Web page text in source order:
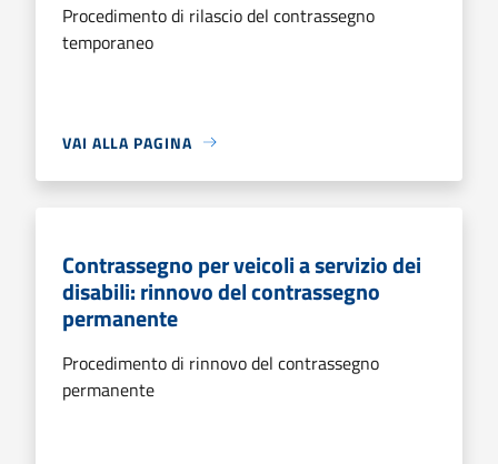
Procedimento di rilascio del contrassegno
temporaneo
VAI ALLA PAGINA
Contrassegno per veicoli a servizio dei
disabili: rinnovo del contrassegno
permanente
Procedimento di rinnovo del contrassegno
permanente